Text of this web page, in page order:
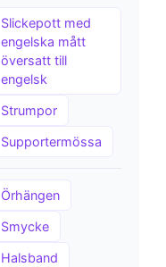
Slickepott med
engelska mått
översatt till
engelsk
Strumpor
Supportermössa
Örhängen
Smycke
Halsband